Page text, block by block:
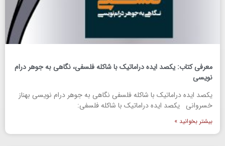
معرفی کتاب: یکصد ایده دراماتیک با شاکله فلسفی، نگاهی به جوهر درام
نویسی
یکصد ایده دراماتیک با شاکله فلسفی نگاهی به جوهر درام نویسی بهناز
خسروانی یکصد ایده دراماتیک با شاکله فلسفی:
بیشتر بخوانید »